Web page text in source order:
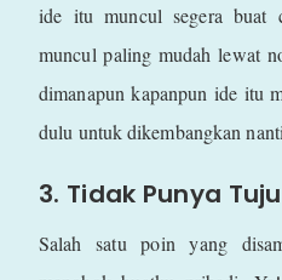
ide itu muncul segera buat
muncul paling mudah lewat
dimanapun kapanpun ide itu
dulu untuk dikembangkan
3. Tidak Punya
Salah satu poin yang